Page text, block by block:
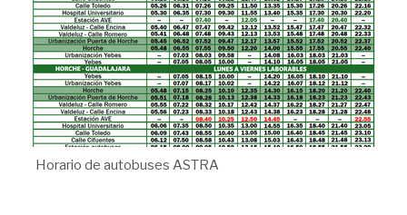
Horario de autobuses ASTRA